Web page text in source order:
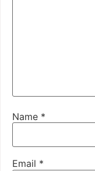
Name *
Email *